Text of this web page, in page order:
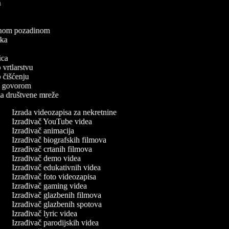
pozadinom
vrtlarstvu
čišćenju
govorom
društvene mreže
Izrada videozapisa za nekretnine
Izrađivač YouTube videa
Izrađivač animacija
Izrađivač biografskih filmova
Izrađivač crtanih filmova
Izrađivač demo videa
Izrađivač edukativnih videa
Izrađivač foto videozapisa
Izrađivač gaming videa
Izrađivač glazbenih filmova
Izrađivač glazbenih spotova
Izrađivač lyric videa
Izrađivač parodijskih videa